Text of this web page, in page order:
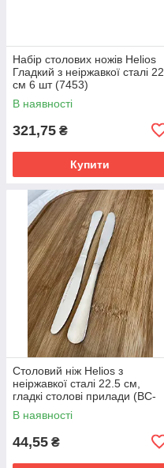
Набір столових ножів Helios
Гладкий з неіржавкої сталі 22
см 6 шт (7453)
В наявності
321,75 ₴
Купити
Столовий ніж Helios з
неіржавкої сталі 22.5 см,
гладкі столові прилади (BC-
2/05)
В наявності
44,55 ₴